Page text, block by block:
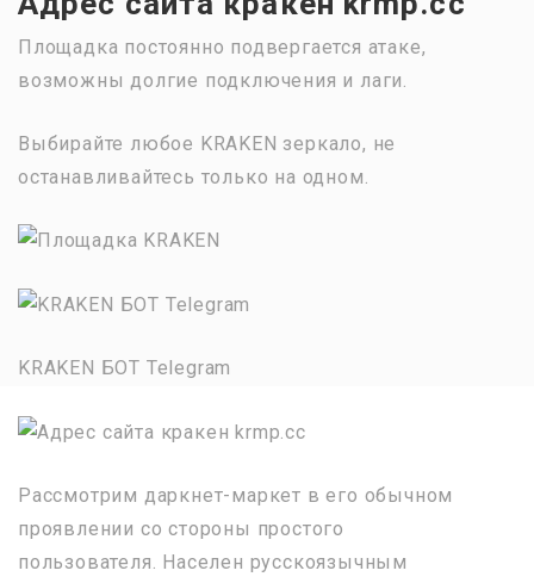
Площадка постоянно подвергается атаке,
возможны долгие подключения и лаги.
Выбирайте любое KRAKEN зеркало, не
останавливайтесь только на одном.
KRAKEN БОТ Telegram
Рассмотрим даркнет-маркет в его обычном
проявлении со стороны простого
пользователя. Населен русскоязычным